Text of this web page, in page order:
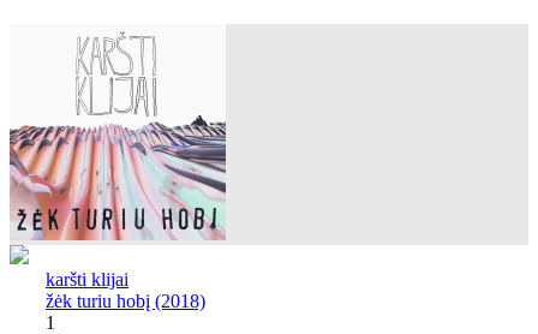
karšti klijai
žėk turiu hobį (2018)
1